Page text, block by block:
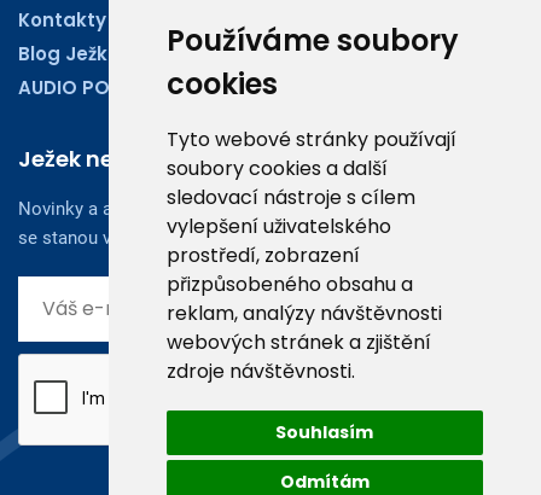
Používáme soubory
cookies
Tyto webové stránky používají
soubory cookies a další
sledovací nástroje s cílem
vylepšení uživatelského
prostředí, zobrazení
přizpůsobeného obsahu a
reklam, analýzy návštěvnosti
webových stránek a zjištění
zdroje návštěvnosti.
Souhlasím
Odmítám
Kontakty
Blog Ježkoviny
AUDIO PODCASTY
Ježek newsletter
Novinky a aktuality z oboru účetnictví, obchodu či legislativy
se stanou vaším dobrým rádcem.